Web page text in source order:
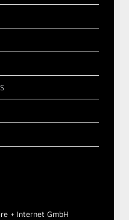
+ Internet GmbH